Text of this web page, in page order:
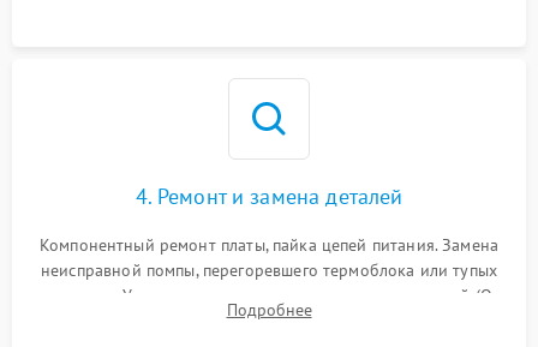
4. Ремонт и замена деталей
Компонентный ремонт платы, пайка цепей питания. Замена
неисправной помпы, перегоревшего термоблока или тупых
жерновов. Установка новых силиконовых уплотнителей (O-
ring) и тефлоновых трубок для надежного устранения
Подробнее